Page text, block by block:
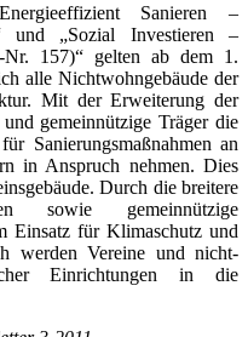
Sanieren –
und „Sozial Investieren –
Nr. 157)“ gelten ab dem 1.
alle Nichtwohngebäude der
Mit der Erweiterung der
gemeinnützige Träger die
Sanierungsmaßnahmen an
in Anspruch nehmen. Dies
Durch die breitere
sowie gemeinnützige
Einsatz für Klimaschutz und
werden Vereine und nicht-
Einrichtungen in die